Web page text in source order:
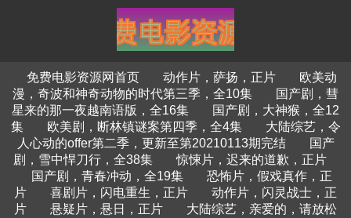
免费电影资源网首页 动作片，萨扬，正片
欧美动
漫，奇波和神奇动物的时代第三季，全10集
国产剧，彗
星来的那一夜越南语版，全16集
国产剧，大神猴，全12
集
欧美剧，断林镇谜案第四季，全4集
大陆综艺，令
人心动的offer第二季，更新至第20210113期完结
国产
剧，雪中悍刀行，全38集
惊悚片，迟来的道歉，正片
国产剧，青春冲动，全19集
恐怖片，假戏真作，正
片
喜剧片，闪电重生，正片
动作片，闪灵战士，正
片
悬疑片，悬日，正片
大陆综艺，亲爱的，请放松